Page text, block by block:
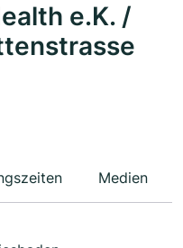
e.K. /
Medien